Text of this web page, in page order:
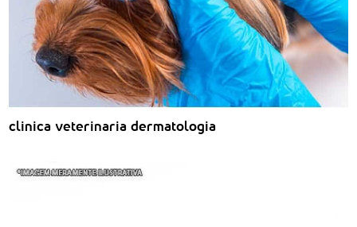
clinica veterinaria dermatologia